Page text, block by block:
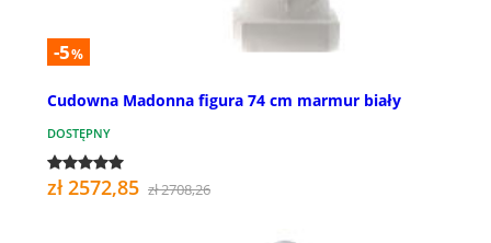
-5%
Cudowna Madonna figura 74 cm marmur biały
DOSTĘPNY
zł 2572,85 zł 2708,26